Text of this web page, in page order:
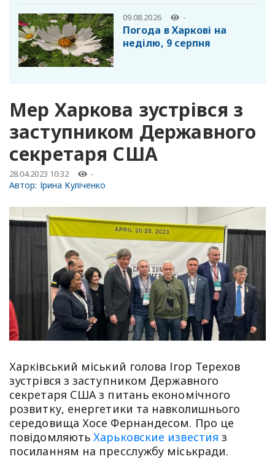
09.08.2026 -
Погода в Харкові на
неділю, 9 серпня
Мер Харкова зустрівся з
заступником Державного
секретаря США
28.04.2023 10:32 -
Автор: Ірина Куліченко
Харківський міський голова Ігор Терехов
зустрівся з заступником Державного
секретаря США з питань економічного
розвитку, енергетики та навколишнього
середовища Хосе Фернандесом. Про це
повідомляютьХарьковские известия з
посиланням на пресслужбу міськради.